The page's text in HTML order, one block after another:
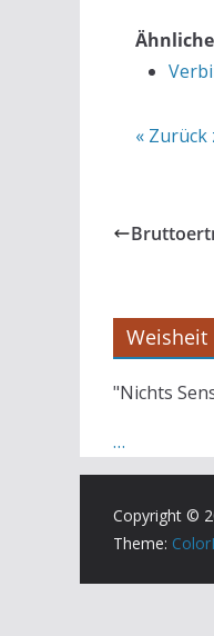
«
Weisheit
"Nichts
…
Copyright ©
Theme: